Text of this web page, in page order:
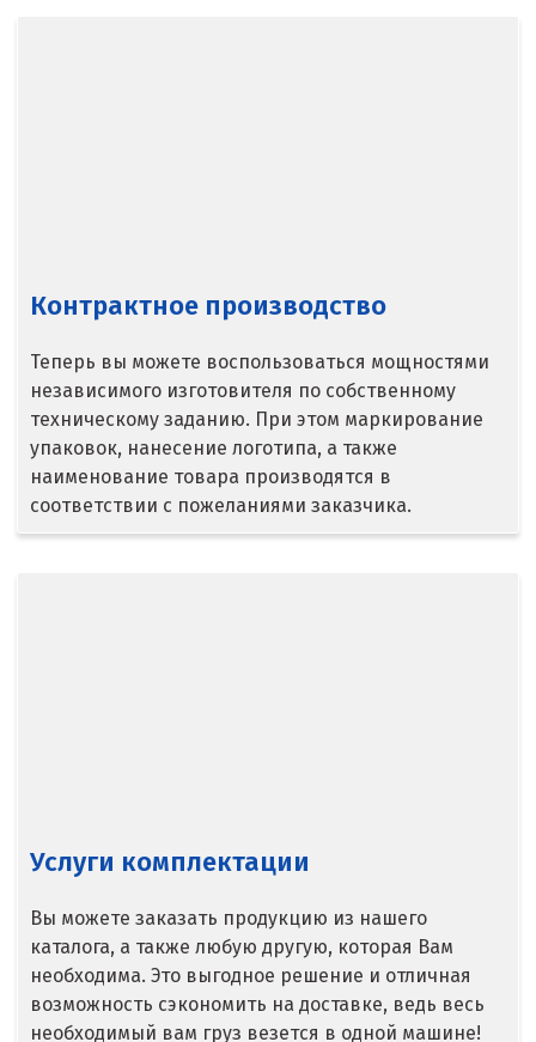
Сочи
Среднеуральск
Ставрополь
Тамбов
Тверь
Тобольск
Тольятти
Контрактное производство
Теперь вы можете воспользоваться мощностями
независимого изготовителя по собственному
техническому заданию. При этом маркирование
упаковок, нанесение логотипа, а также
наименование товара производятся в
соответствии с пожеланиями заказчика.
Услуги комплектации
Вы можете заказать продукцию из нашего
каталога, а также любую другую, которая Вам
необходима. Это выгодное решение и отличная
возможность сэкономить на доставке, ведь весь
необходимый вам груз везется в одной машине!